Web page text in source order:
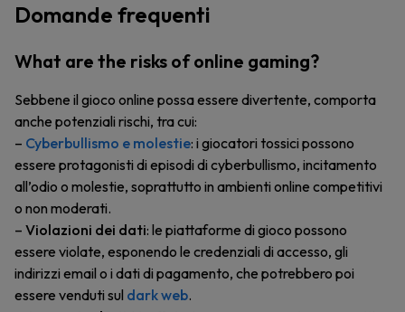
Domande frequenti
What are the risks of online gaming?
Sebbene il gioco online possa essere divertente, comporta
anche potenziali rischi, tra cui:
– Cyberbullismo e molestie: i giocatori tossici possono
essere protagonisti di episodi di cyberbullismo, incitamento
all’odio o molestie, soprattutto in ambienti online competitivi
o non moderati.
– Violazioni dei dati: le piattaforme di gioco possono
essere violate, esponendo le credenziali di accesso, gli
indirizzi email o i dati di pagamento, che potrebbero poi
essere venduti sul dark web.